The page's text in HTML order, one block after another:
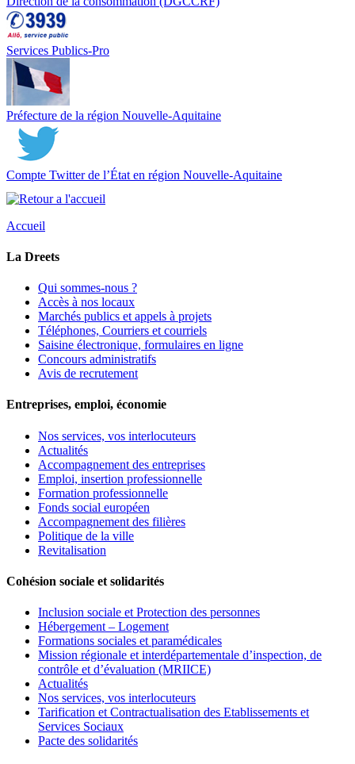
Services Publics-Pro
Préfecture de la région Nouvelle-Aquitaine
Compte Twitter de l’État en région Nouvelle-Aquitaine
Accueil
La Dreets
Qui sommes-nous ?
Accès à nos locaux
Marchés publics et appels à projets
Téléphones, Courriers et courriels
Saisine électronique, formulaires en ligne
Concours administratifs
Avis de recrutement
Entreprises, emploi, économie
Nos services, vos interlocuteurs
Actualités
Accompagnement des entreprises
Emploi, insertion professionnelle
Formation professionnelle
Fonds social européen
Accompagnement des filières
Politique de la ville
Revitalisation
Cohésion sociale et solidarités
Inclusion sociale et Protection des personnes
Hébergement – Logement
Formations sociales et paramédicales
Mission régionale et interdépartementale d’inspection, de
contrôle et d’évaluation (MRIICE)
Actualités
Nos services, vos interlocuteurs
Tarification et Contractualisation des Etablissements et
Services Sociaux
Pacte des solidarités